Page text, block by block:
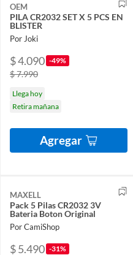
OEM
PILA CR2032 SET X 5 PCS EN
BLISTER
Por Joki
$ 4.090 -49%
$ 7.990
Llega hoy
Retira mañana
Agregar
MAXELL
Pack 5 Pilas CR2032 3V
Bateria Boton Original
Por CamiShop
$ 5.490 -31%